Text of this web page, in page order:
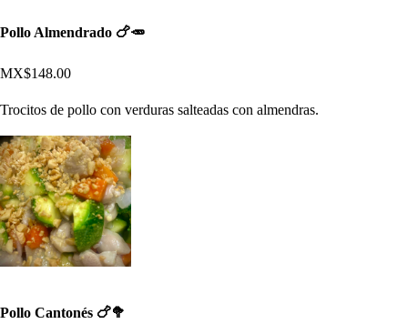
Pollo Almendrado 🍗🥕
MX$148.00
Trocitos de pollo con verduras salteadas con almendras.
Pollo Cantonés 🍗🥦